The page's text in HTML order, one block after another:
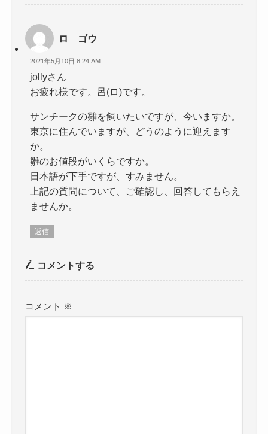
ロ ゴウ
2021年5月10日 8:24 AM
jollyさん
お疲れ様です。呂(ロ)です。
サンチークの雛を飼いたいですが、今いますか。
東京に住んでいますが、どうのように迎えます
か。
雛のお値段がいくらですか。
日本語が下手ですが、すみません。
上記の質問について、ご確認し、回答してもらえ
ませんか。
返信
コメントする
コメント ※